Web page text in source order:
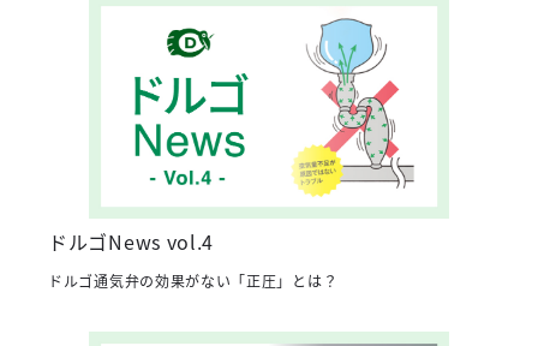
ドルゴNews vol.4
ドルゴ通気弁の効果がない「正圧」とは？